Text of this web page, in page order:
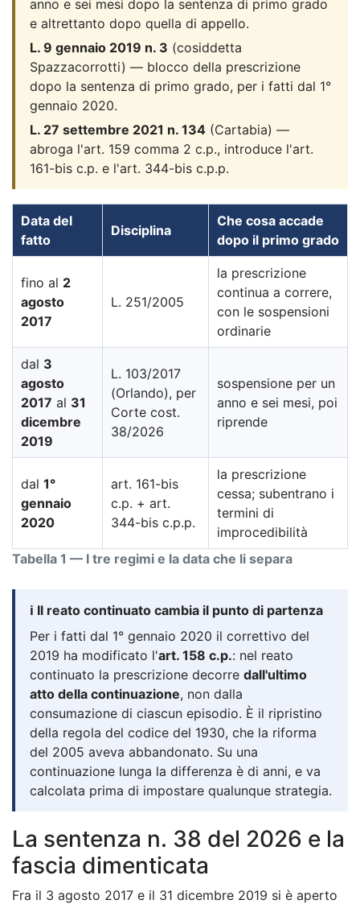
anno e sei mesi dopo la sentenza di primo grado
e altrettanto dopo quella di appello.
L. 9 gennaio 2019 n. 3 (cosiddetta
Spazzacorrotti) — blocco della prescrizione
dopo la sentenza di primo grado, per i fatti dal 1°
gennaio 2020.
L. 27 settembre 2021 n. 134 (Cartabia) —
abroga l'art. 159 comma 2 c.p., introduce l'art.
161-bis c.p. e l'art. 344-bis c.p.p.
Tabella 1 — I tre regimi e la data che li separa
Data del
fatto
Disciplina
Che cosa accade
dopo il primo grado
fino al 2
agosto
2017
L. 251/2005
la prescrizione
continua a correre,
con le sospensioni
ordinarie
dal 3
agosto
2017 al 31
dicembre
2019
L. 103/2017
(Orlando), per
Corte cost.
38/2026
sospensione per un
anno e sei mesi, poi
riprende
dal 1°
gennaio
2020
art. 161-bis
c.p. + art.
344-bis c.p.p.
la prescrizione
cessa; subentrano i
termini di
improcedibilità
ℹ️ Il reato continuato cambia il punto di partenza
Per i fatti dal 1° gennaio 2020 il correttivo del
2019 ha modificato l'art. 158 c.p.: nel reato
continuato la prescrizione decorre dall'ultimo
atto della continuazione, non dalla
consumazione di ciascun episodio. È il ripristino
della regola del codice del 1930, che la riforma
del 2005 aveva abbandonato. Su una
continuazione lunga la differenza è di anni, e va
calcolata prima di impostare qualunque strategia.
La sentenza n. 38 del 2026 e la
fascia dimenticata
Fra il 3 agosto 2017 e il 31 dicembre 2019 si è aperto